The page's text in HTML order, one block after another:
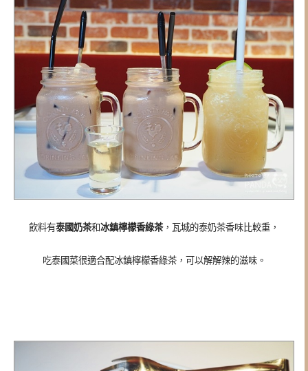
飲料有泰國奶茶和冰鎮檸檬香綠茶，瓦城的泰奶茶香味比較重，
吃泰國菜很適合配冰鎮檸檬香綠茶，可以解解辣的滋味。